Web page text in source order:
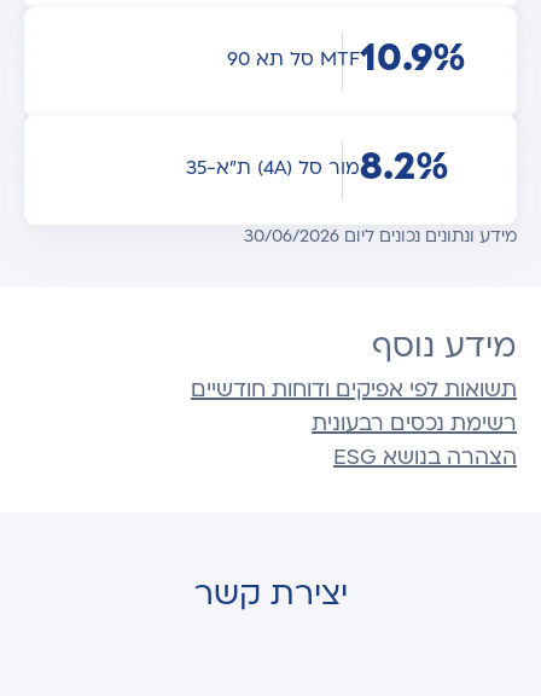
10.9%MTF סל תא 90
8.2%מור סל (4A) ת"א-35
מידע ונתונים נכונים ליום 30/06/2026
מידע נוסף
תשואות לפי אפיקים ודוחות חודשיים
רשימת נכסים רבעונית
הצהרה בנושא ESG
יצירת קשר